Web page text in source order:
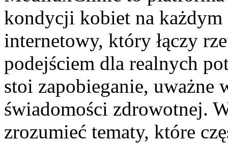
kondycji kobiet na każdym
internetowy, który łączy
podejściem dla realnych
stoi zapobieganie, uważne
świadomości zdrowotnej.
zrozumieć tematy, które